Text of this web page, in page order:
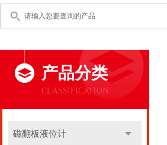
产品分类
CLASSIFICATION
磁翻板液位计